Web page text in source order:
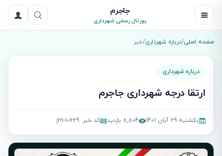
جاجرم
پورتال رسمی شهرداری
صفحه اصلی/درباره شهرداری/خبر
درباره شهرداری
ارتقا درجه شهرداری جاجرم
یکشنبه 29 آبان 1401 8,804 بازدید کد خبر: jm-10629